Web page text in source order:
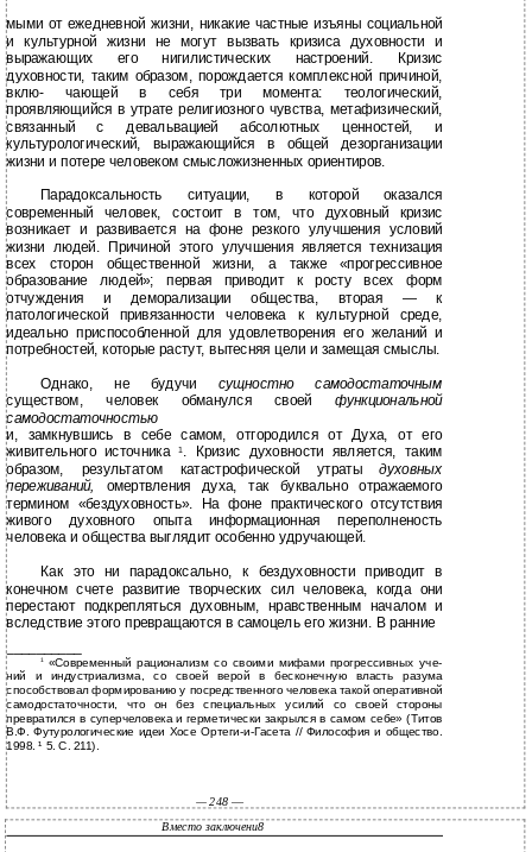
мыми от ежедневной жизни, никакие частные изъяны социальной
и культурной жизни не могут вызвать кризиса духовности и
выражающих его нигилистических настроений. Кризис
духовности, таким образом, порождается комплексной причиной,
вклю- чающей в себя три момента: теологический,
проявляющийся в утрате религиозного чувства, метафизический,
связанный с девальвацией абсолютных ценностей, и
культурологический, выражающийся в общей дезорганизации
жизни и потере человеком смысложизненных ориентиров.
Парадоксальность ситуации, в которой оказался
современный человек, состоит в том, что духовный кризис
возникает и развивается на фоне резкого улучшения условий
жизни людей. Причиной этого улучшения является технизация
всех сторон общественной жизни, а также «прогрессивное
образование людей»; первая приводит к росту всех форм
отчуждения и деморализации общества, вторая — к
патологической привязанности человека к культурной среде,
идеально приспособленной для удовлетворения его желаний и
потребностей, которые растут, вытесняя цели и замещая смыслы.
Однако, не будучи сущностно самодостаточным
существом, человек обманулся своей функциональной
самодостаточностью
и, замкнувшись в себе самом, отгородился от Духа, от его
живительного источника1. Кризис духовности является, таким
образом, результатом катастрофической утратыдуховных
переживаний, омертвления духа, так буквально отражаемого
термином «бездуховность». На фоне практического отсутствия
живого духовного опыта информационная переполненость
человека и общества выглядит особенно удручающей.
Как это ни парадоксально, к бездуховности приводит в
конечном счете развитие творческих сил человека, когда они
перестают подкрепляться духовным, нравственным началом и
вследствие этого превращаются в самоцель его жизни. В ранние
__________
1 «Современный рационализм со своими мифами прогрессивных уче-
ний и индустриализма, со своей верой в бесконечную власть разума
способствовал формированию у посредственного человека такой оперативной
самодостаточности, что он без специальных усилий со своей стороны
превратился в суперчеловека и герметически закрылся в самом себе» (Титов
В.Ф. Футурологические идеи Хосе Ортеги-и-Гасета // Философия и общество.
1998. ¹ 5. С. 211).
— 248—
Вместо заключени8